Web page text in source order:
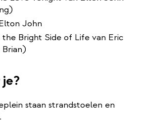
John
the Bright Side of Life van Eric
staan strandstoelen en